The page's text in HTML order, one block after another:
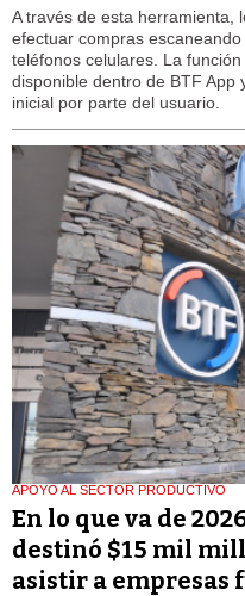
A través de esta herramienta,
efectuar compras
teléfonos celulares. La
disponible dentro de BTF App
inicial por parte del usuario.
APOYO AL SECTOR PRODUCTIVO
En lo que va de
destinó $15 mil
asistir a empresas